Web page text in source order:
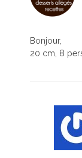
Bonjour,
20 cm, 8